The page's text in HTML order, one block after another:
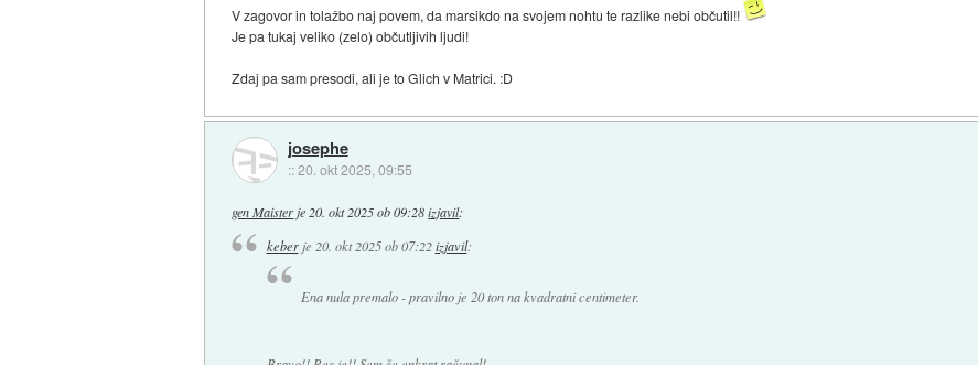
V zagovor in tolažbo naj povem, da marsikdo na svojem nohtu te razlike nebi občutil!!
Je pa tukaj veliko (zelo) občutljivih ljudi!
Zdaj pa sam presodi, ali je to Glich v Matrici. :D
josephe
::20. okt 2025, 09:55
gen Maister je 20. okt 2025 ob 09:28 izjavil:
keberje 20. okt 2025 ob 07:22 izjavil:
Ena nula premalo - pravilno je 20 ton na kvadratni centimeter.